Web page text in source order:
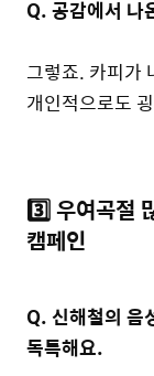
Q. 공감에서 나
그렇죠. 카피가
개인적으로도
3️⃣ 우여곡절
캠페인
Q. 신해철의 음
독특해요.